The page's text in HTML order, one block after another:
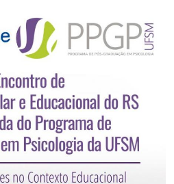
Direitos Humanos